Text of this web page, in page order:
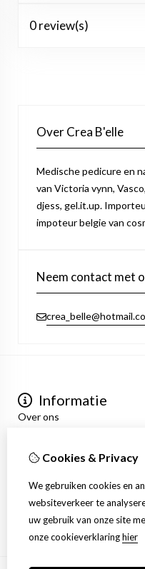
0 review(s)
Over Crea B'elle
Medische pedicure en
van Victoria vynn,
djess, gel.it.up.
impoteur belgie van
Neem contact met
Informatie
Over ons
Algemene voorwaarden
Mijn account
Inloggen
Bestelhistorie
Verlanglijst
Nieuwsbrief
Cookies & Privacy
We gebruiken cookies en
websiteverkeer te
uw gebruik van onze site
onze cookieverklaringhier